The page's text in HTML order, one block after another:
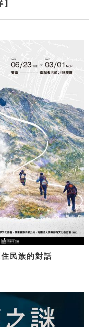
民族的對話